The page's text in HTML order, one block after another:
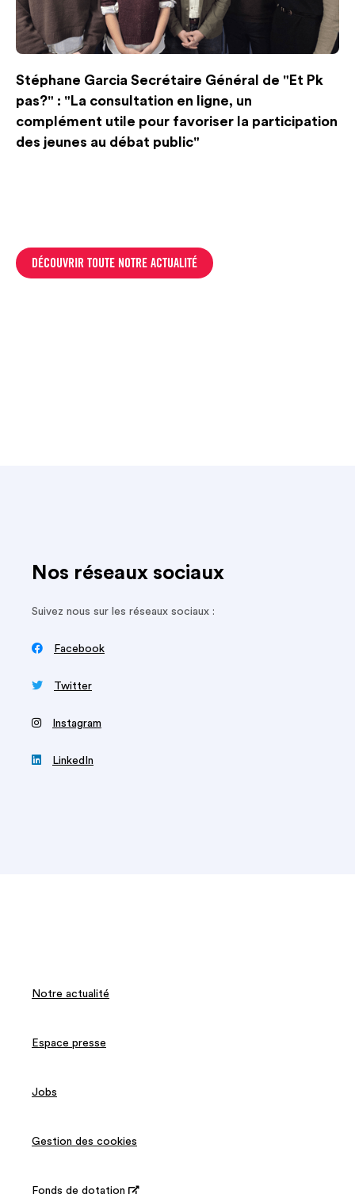
Stéphane Garcia Secrétaire Général de "Et Pk
pas?" : "La consultation en ligne, un
complément utile pour favoriser la participation
des jeunes au débat public"
DÉCOUVRIR TOUTE NOTRE ACTUALITÉ
Nos réseaux sociaux
Suivez nous sur les réseaux sociaux :
 Facebook
 Twitter
‍ Instagram
 LinkedIn
Notre actualité
Espace presse
Jobs
Gestion des cookies
Fonds de dotation 